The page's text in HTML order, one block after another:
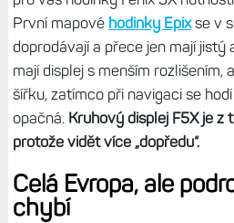
První mapové hodinky Epixse v
doprodávají a přece jen mají jistý
mají displej s menším rozlišením,
šířku, zatímco při navigaci se
opačná. Kruhový displej F5X je z
protože vidět více „dopředu“.
Celá Evropa, ale
chybí